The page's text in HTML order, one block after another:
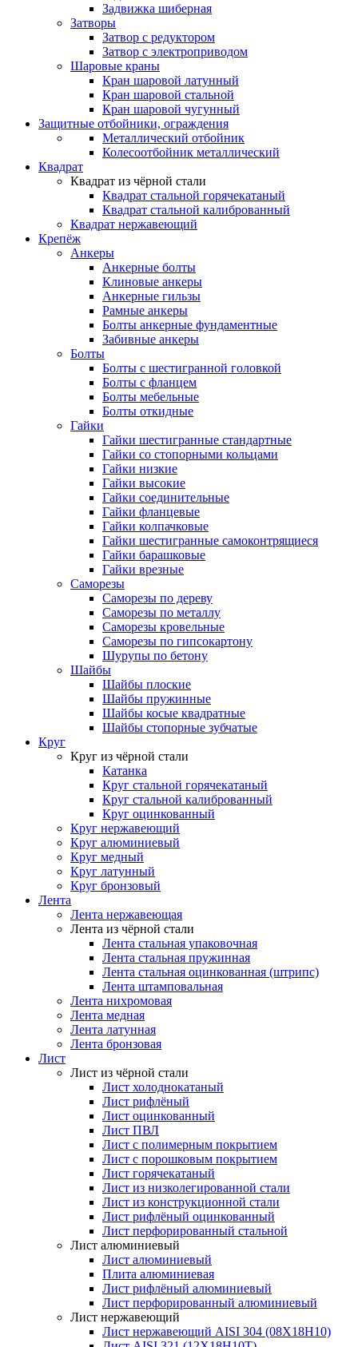
Задвижка шиберная
Затворы
Затвор с редуктором
Затвор с электроприводом
Шаровые краны
Кран шаровой латунный
Кран шаровой стальной
Кран шаровой чугунный
Защитные отбойники, ограждения
Металлический отбойник
Колесоотбойник металлический
Квадрат
Квадрат из чёрной стали
Квадрат стальной горячекатаный
Квадрат стальной калиброванный
Квадрат нержавеющий
Крепёж
Анкеры
Анкерные болты
Клиновые анкеры
Анкерные гильзы
Рамные анкеры
Болты анкерные фундаментные
Забивные анкеры
Болты
Болты с шестигранной головкой
Болты с фланцем
Болты мебельные
Болты откидные
Гайки
Гайки шестигранные стандартные
Гайки со стопорными кольцами
Гайки низкие
Гайки высокие
Гайки соединительные
Гайки фланцевые
Гайки колпачковые
Гайки шестигранные самоконтрящиеся
Гайки барашковые
Гайки врезные
Саморезы
Саморезы по дереву
Саморезы по металлу
Саморезы кровельные
Саморезы по гипсокартону
Шурупы по бетону
Шайбы
Шайбы плоские
Шайбы пружинные
Шайбы косые квадратные
Шайбы стопорные зубчатые
Круг
Круг из чёрной стали
Катанка
Круг стальной горячекатаный
Круг стальной калиброванный
Круг оцинкованный
Круг нержавеющий
Круг алюминиевый
Круг медный
Круг латунный
Круг бронзовый
Лента
Лента нержавеющая
Лента из чёрной стали
Лента стальная упаковочная
Лента стальная пружинная
Лента стальная оцинкованная (штрипс)
Лента штамповальная
Лента нихромовая
Лента медная
Лента латунная
Лента бронзовая
Лист
Лист из чёрной стали
Лист холоднокатаный
Лист рифлёный
Лист оцинкованный
Лист ПВЛ
Лист с полимерным покрытием
Лист с порошковым покрытием
Лист горячекатаный
Лист из низколегированной стали
Лист из конструкционной стали
Лист рифлёный оцинкованный
Лист перфорированный стальной
Лист алюминиевый
Лист алюминиевый
Плита алюминиевая
Лист рифлёный алюминиевый
Лист перфорированный алюминиевый
Лист нержавеющий
Лист нержавеющий AISI 304 (08Х18Н10)